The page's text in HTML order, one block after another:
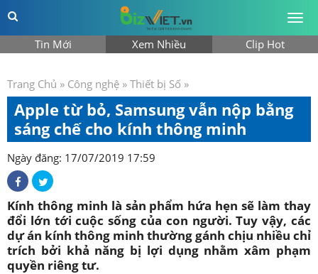
Tin Mới Xem Nhiều Clip Hot
Trang Chủ » Công nghệ » Thiết bị Số »
Apple từ bỏ, Samsung vẫn nộp bằng
sáng chế cho kính thông minh
Ngày đăng: 17/07/2019 17:59
Kính thông minh là sản phẩm hứa hẹn sẽ làm thay
đổi lớn tới cuộc sống của con người. Tuy vậy, các
dự án kính thông minh thường gánh chịu nhiều chỉ
trích bởi khả năng bị lợi dụng nhằm xâm phạm
quyền riêng tư.